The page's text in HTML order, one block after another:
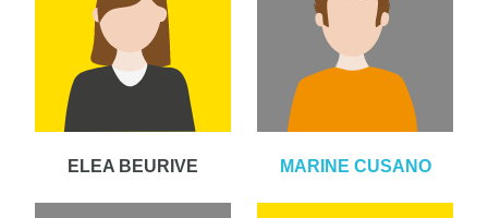
ELEA BEURIVE MARINE CUSANO